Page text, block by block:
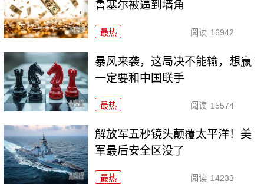
鲁塞尔被逼到墙角
最热 阅读 16942
暴风来袭，这局决不能输，想赢
一定要和中国联手
最热 阅读 15574
解放军五秒镜头颠覆太平洋！美
军最后安全区没了
最热 阅读 14233